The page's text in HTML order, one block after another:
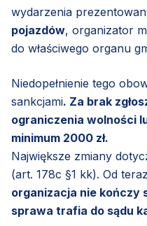
wydarzenia
pojazdów, organizator
do właściwego organu
Niedopełnienie tego
sankcjami. Za brak
ograniczenia wolności
minimum 2000 zł.
Największe zmiany
(art. 178c §1 kk). Od teraz
organizacja nie kończy
sprawa trafia do sądu